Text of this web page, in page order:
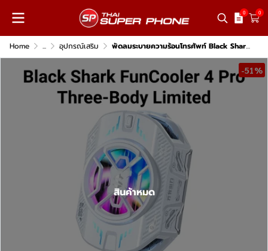
0 0
Home ... อุปกรณ์เสริม พัดลมระบายความร้อนโทรศัพท์ Black Shark FunCooler 4 Pro
-51%
สินค้าหมด